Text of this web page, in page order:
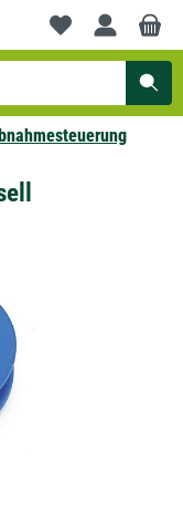
Du hast 0